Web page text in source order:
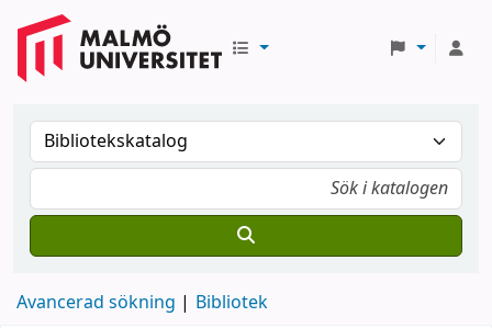
Avancerad sökning Bibliotek